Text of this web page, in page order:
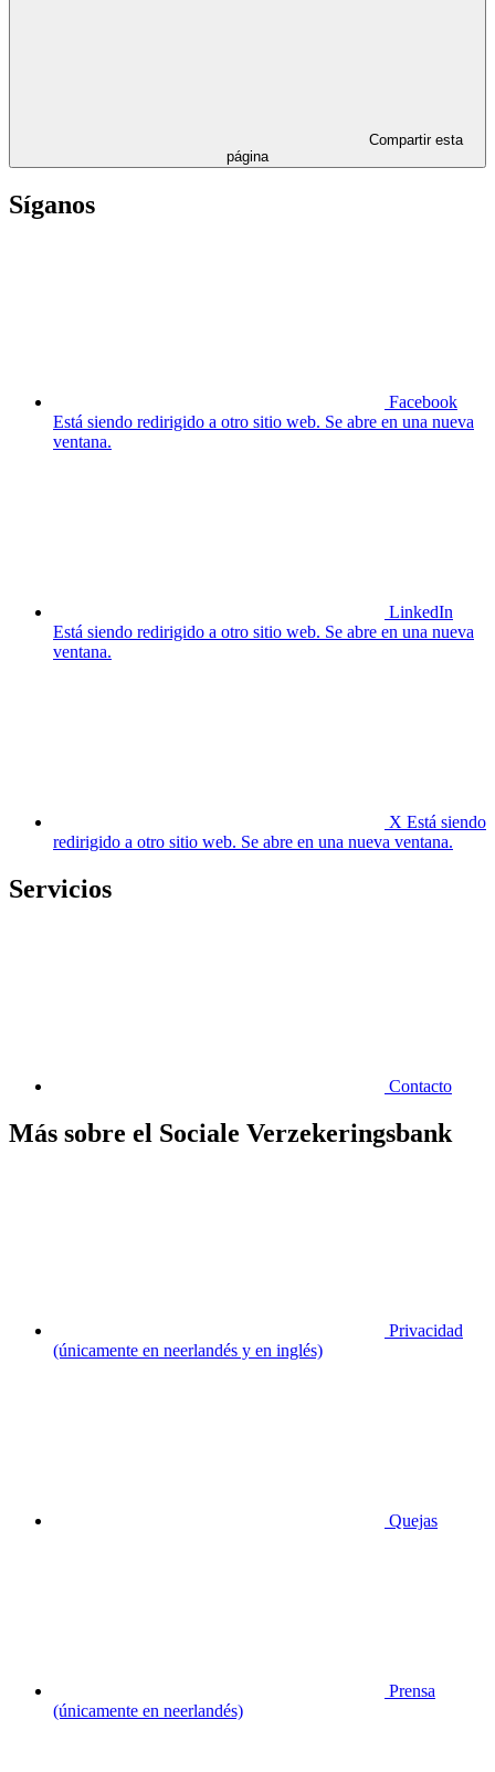
Compartir esta
página
Síganos
Facebook
Está siendo redirigido a otro sitio web. Se abre en una nueva
ventana.
LinkedIn
Está siendo redirigido a otro sitio web. Se abre en una nueva
ventana.
X Está siendo
redirigido a otro sitio web. Se abre en una nueva ventana.
Servicios
Contacto
Más sobre el Sociale Verzekeringsbank
Privacidad
(únicamente en neerlandés y en inglés)
Quejas
Prensa
(únicamente en neerlandés)